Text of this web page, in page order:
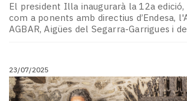
El president Illa inaugurarà la 12a
com a ponents amb directius d’Endesa,
AGBAR, Aigües del Segarra-Garrigues i
23/07/2025